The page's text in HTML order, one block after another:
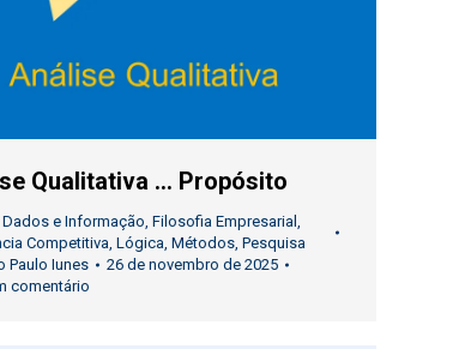
Qualitativa … Propósito
Dados e Informação, Filosofia Empresarial ,
Competitiva, Lógica, Métodos, Pesquisa
Paulo Iunes
26 de novembro de 2025
comentário